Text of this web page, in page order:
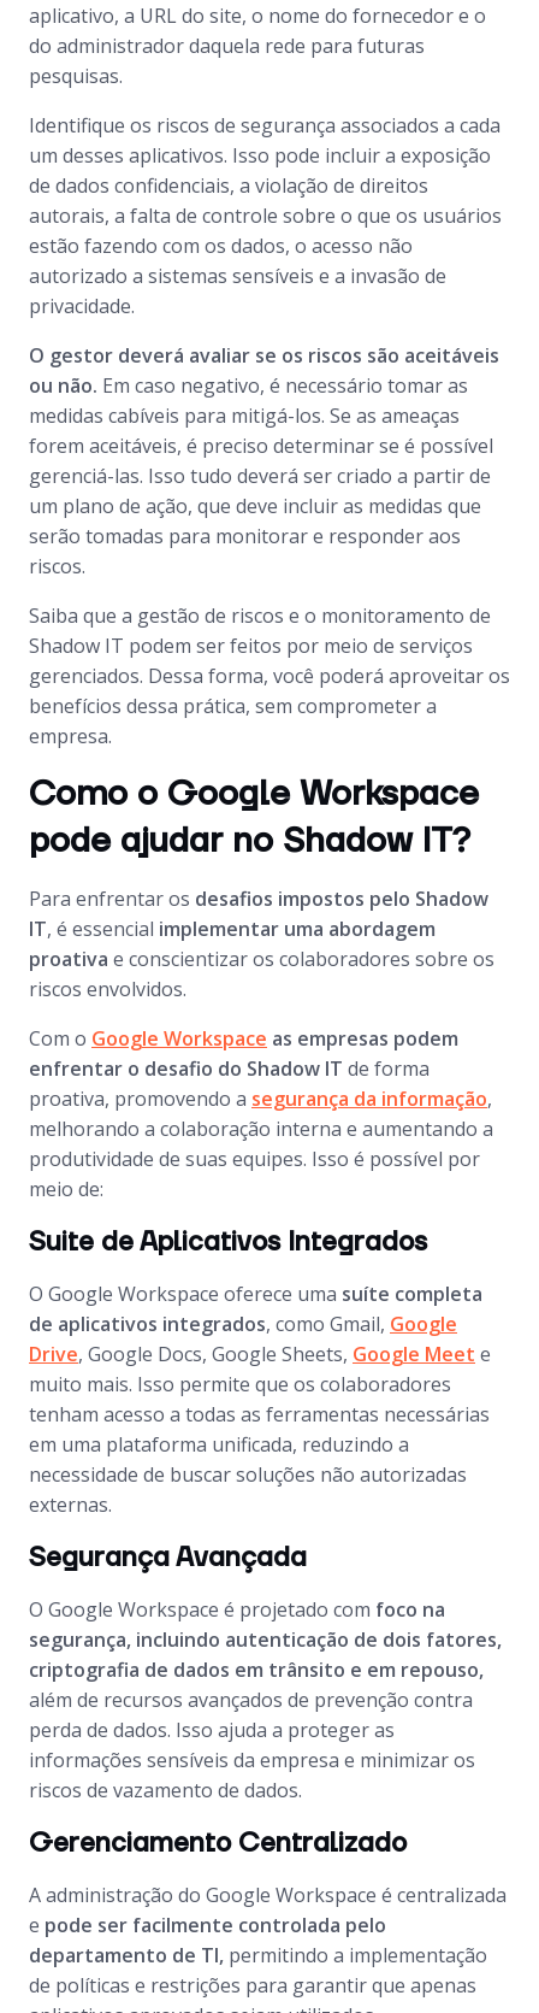
aplicativo, a URL do site, o nome do fornecedor e o
do administrador daquela rede para futuras
pesquisas.
Identifique os riscos de segurança associados a cada
um desses aplicativos. Isso pode incluir a exposição
de dados confidenciais, a violação de direitos
autorais, a falta de controle sobre o que os usuários
estão fazendo com os dados, o acesso não
autorizado a sistemas sensíveis e a invasão de
privacidade.
O gestor deverá avaliar se os riscos são aceitáveis
ou não. Em caso negativo, é necessário tomar as
medidas cabíveis para mitigá-los. Se as ameaças
forem aceitáveis, é preciso determinar se é possível
gerenciá-las. Isso tudo deverá ser criado a partir de
um plano de ação, que deve incluir as medidas que
serão tomadas para monitorar e responder aos
riscos.
Saiba que a gestão de riscos e o monitoramento de
Shadow IT podem ser feitos por meio de serviços
gerenciados. Dessa forma, você poderá aproveitar os
benefícios dessa prática, sem comprometer a
empresa.
Como o Google Workspace
pode ajudar no Shadow IT?
Para enfrentar os desafios impostos pelo Shadow
IT, é essencial implementar uma abordagem
proativa e conscientizar os colaboradores sobre os
riscos envolvidos.
Com o Google Workspace as empresas podem
enfrentar o desafio do Shadow IT de forma
proativa, promovendo a segurança da informação,
melhorando a colaboração interna e aumentando a
produtividade de suas equipes. Isso é possível por
meio de:
Suite de Aplicativos Integrados
O Google Workspace oferece uma suíte completa
de aplicativos integrados, como Gmail, Google
Drive, Google Docs, Google Sheets, Google Meet e
muito mais. Isso permite que os colaboradores
tenham acesso a todas as ferramentas necessárias
em uma plataforma unificada, reduzindo a
necessidade de buscar soluções não autorizadas
externas.
Segurança Avançada
O Google Workspace é projetado com foco na
segurança, incluindo autenticação de dois fatores,
criptografia de dados em trânsito e em repouso,
além de recursos avançados de prevenção contra
perda de dados. Isso ajuda a proteger as
informações sensíveis da empresa e minimizar os
riscos de vazamento de dados.
Gerenciamento Centralizado
A administração do Google Workspace é centralizada
e pode ser facilmente controlada pelo
departamento de TI, permitindo a implementação
de políticas e restrições para garantir que apenas